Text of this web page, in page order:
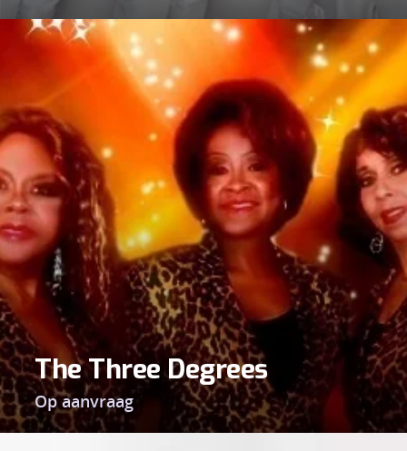
The Three Degrees
Op aanvraag